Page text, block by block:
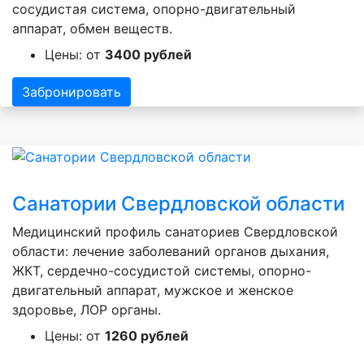
сосудистая система, опорно-двигательный
аппарат, обмен веществ.
Цены: от 3400 рублей
Забронировать
Санатории Свердловской области
Медицинский профиль санаториев Свердловской
области: лечение заболеваний органов дыхания,
ЖКТ, сердечно-сосудистой системы, опорно-
двигательный аппарат, мужское и женское
здоровье, ЛОР органы.
Цены: от 1260 рублей